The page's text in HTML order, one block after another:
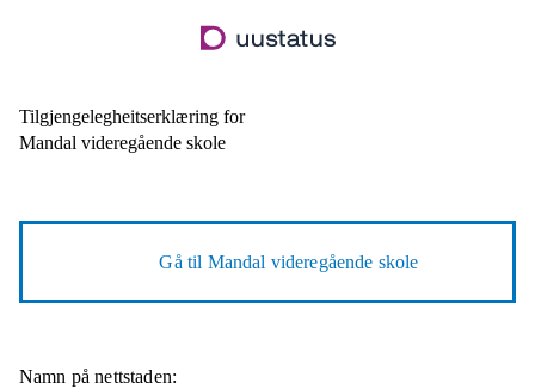
til
Tilgjengelegheitserklæring for
Mandal videregående skole
Gå til Mandal videregående skole
Namn på nettstaden: